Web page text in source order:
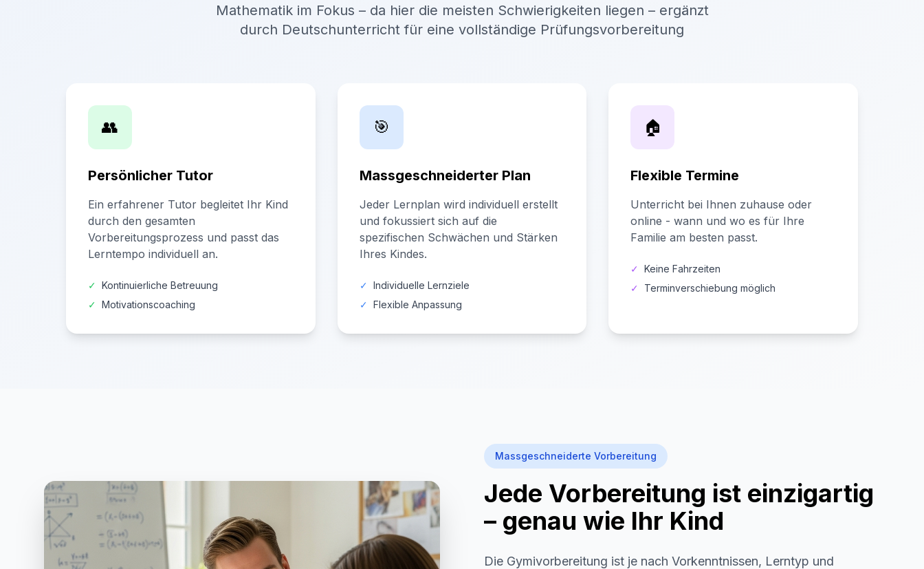
Mathematik im Fokus – da hier die meisten Schwierigkeiten liegen – ergänzt
durch Deutschunterricht für eine vollständige Prüfungsvorbereitung
👥
Persönlicher Tutor
Ein erfahrener Tutor begleitet Ihr Kind
durch den gesamten
Vorbereitungsprozess und passt das
Lerntempo individuell an.
✓ Kontinuierliche Betreuung
✓ Motivationscoaching
🎯
Massgeschneiderter Plan
Jeder Lernplan wird individuell erstellt
und fokussiert sich auf die
spezifischen Schwächen und Stärken
Ihres Kindes.
✓ Individuelle Lernziele
✓ Flexible Anpassung
🏠
Flexible Termine
Unterricht bei Ihnen zuhause oder
online - wann und wo es für Ihre
Familie am besten passt.
✓
Keine Fahrzeiten
✓
Terminverschiebung möglich
Massgeschneiderte Vorbereitung
Jede Vorbereitung ist einzigartig
– genau wie Ihr Kind
Die Gymivorbereitung ist je nach Vorkenntnissen, Lerntyp und